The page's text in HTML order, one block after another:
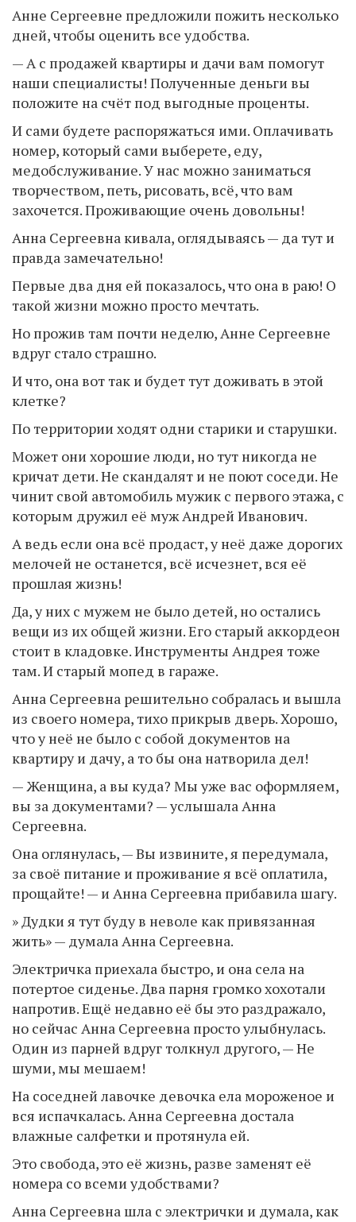
Анне Сергеевне предложили пожить несколько
дней, чтобы оценить все удобства.
— А с продажей квартиры и дачи вам помогут
наши специалисты! Полученные деньги вы
положите на счёт под выгодные проценты.
И сами будете распоряжаться ими. Оплачивать
номер, который сами выберете, еду,
медобслуживание. У нас можно заниматься
творчеством, петь, рисовать, всё, что вам
захочется. Проживающие очень довольны!
Анна Сергеевна кивала, оглядываясь — да тут и
правда замечательно!
Первые два дня ей показалось, что она в раю! О
такой жизни можно просто мечтать.
Но прожив там почти неделю, Анне Сергеевне
вдруг стало страшно.
И что, она вот так и будет тут доживать в этой
клетке?
По территории ходят одни старики и старушки.
Может они хорошие люди, но тут никогда не
кричат дети. Не скандалят и не поют соседи. Не
чинит свой автомобиль мужик с первого этажа, с
которым дружил её муж Андрей Иванович.
А ведь если она всё продаст, у неё даже дорогих
мелочей не останется, всё исчезнет, вся её
прошлая жизнь!
Да, у них с мужем не было детей, но остались
вещи из их общей жизни. Его старый аккордеон
стоит в кладовке. Инструменты Андрея тоже
там. И старый мопед в гараже.
Анна Сергеевна решительно собралась и вышла
из своего номера, тихо прикрыв дверь. Хорошо,
что у неё не было с собой документов на
квартиру и дачу, а то бы она натворила дел!
— Женщина, а вы куда? Мы уже вас оформляем,
вы за документами? — услышала Анна
Сергеевна.
Она оглянулась, — Вы извините, я передумала,
за своё питание и проживание я всё оплатила,
прощайте! — и Анна Сергеевна прибавила шагу.
» Дудки я тут буду в неволе как привязанная
жить» — думала Анна Сергеевна.
Электричка приехала быстро, и она села на
потертое сиденье. Два парня громко хохотали
напротив. Ещё недавно её бы это раздражало,
но сейчас Анна Сергеевна просто улыбнулась.
Один из парней вдруг толкнул другого, — Не
шуми, мы мешаем!
На соседней лавочке девочка ела мороженое и
вся испачкалась. Анна Сергеевна достала
влажные салфетки и протянула ей.
Это свобода, это её жизнь, разве заменят её
номера со всеми удобствами?
Анна Сергеевна шла с электрички и думала, как